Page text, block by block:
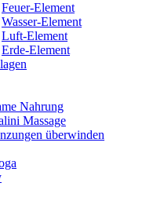
Feuer-Element
Wasser-Element
Luft-Element
Erde-Element
Nahrung
Massage
überwinden